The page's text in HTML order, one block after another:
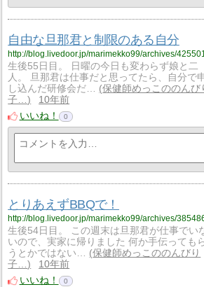
自由な旦那君と制限のある自分
生後55日目。 日曜の今日も変わらず娘と二
人。 旦那君は仕事だと思ってたら、自分で
し込んだ研修会だ…
保健師めっこののんび
子…
10年前
いいね！
0
とりあえずBBQで！
生後54日目。 この週末は旦那君が仕事でい
いので、実家に帰りました 何か手伝っても
うとかではない…
保健師めっこののんびり
子…
10年前
いいね！
0